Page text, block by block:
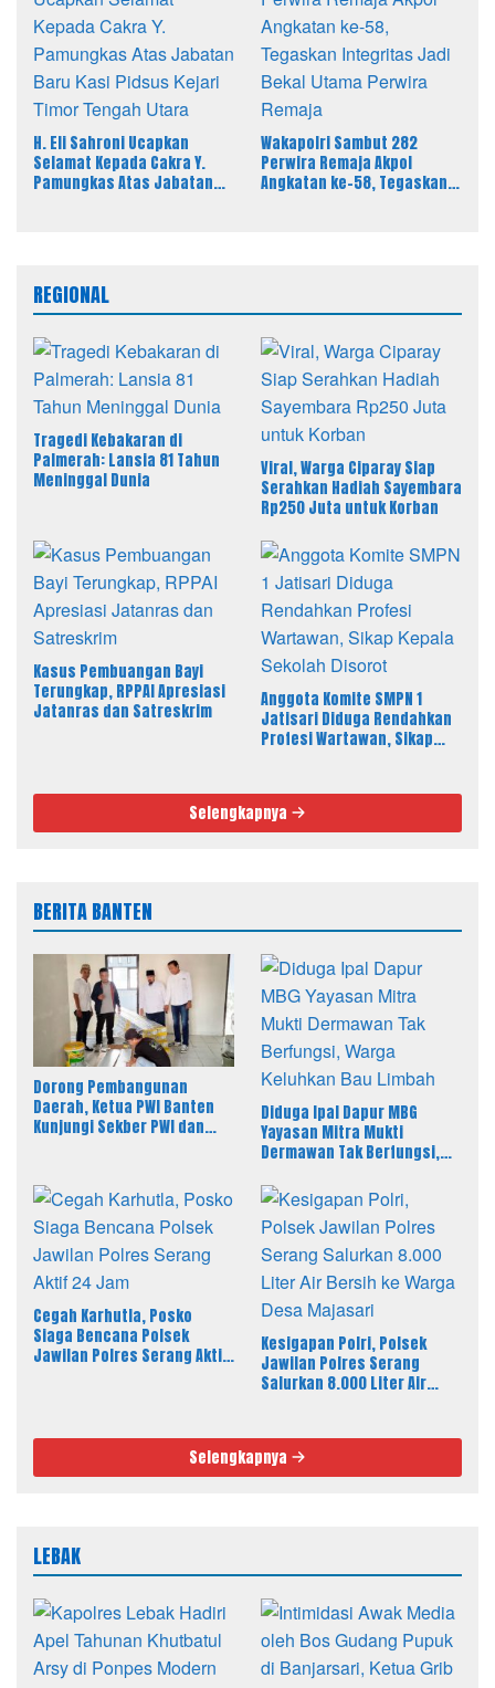
H. Eli Sahroni Ucapkan
Selamat Kepada Cakra Y.
Pamungkas Atas Jabatan
Wakapolri Sambut 282
Perwira Remaja Akpol
Angkatan ke-58, Tegaskan
REGIONAL
Tragedi Kebakaran di
Palmerah: Lansia 81 Tahun
Meninggal Dunia
Viral, Warga Ciparay Siap
Serahkan Hadiah Sayembara
Rp250 Juta untuk Korban
Kasus Pembuangan Bayi
Terungkap, RPPAI Apresiasi
Jatanras dan Satreskrim
Anggota Komite SMPN 1
Jatisari Diduga Rendahkan
Profesi Wartawan, Sikap
Selengkapnya
BERITA BANTEN
Dorong Pembangunan
Daerah, Ketua PWI Banten
Kunjungi Sekber PWI dan
Diduga Ipal Dapur MBG
Yayasan Mitra Mukti
Dermawan Tak Berfungsi,
Cegah Karhutla, Posko
Siaga Bencana Polsek
Jawilan Polres Serang Aktif
Kesigapan Polri, Polsek
Jawilan Polres Serang
Salurkan 8.000 Liter Air
Selengkapnya
LEBAK